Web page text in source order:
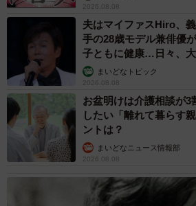
2026.08.08
夫はマイファスHiro、
手の28歳モデル兼俳優
子ともに健康…日々、大
まいどなトピック
2026.08.08
お盆明けは介護相談が
したい「離れて暮らす
ントは？
まいどなニュース情報部
2026.08.08